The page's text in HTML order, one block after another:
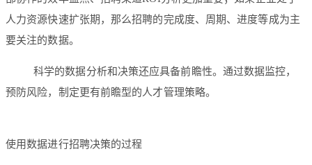
人力资源快速扩张期，那么招聘的完成度、周期、进度等成为主
要关注的数据。
科学的数据分析和决策还应具备前瞻性。通过数据监控，
预防风险，制定更有前瞻型的人才管理策略。
使用数据进行招聘决策的过程